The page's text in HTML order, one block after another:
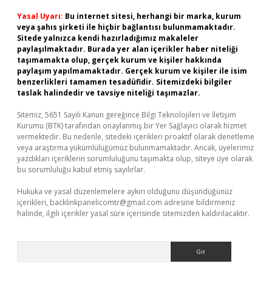
Yasal Uyarı: Bu internet sitesi, herhangi bir marka, kurum
veya şahıs şirketi ile hiçbir bağlantısı bulunmamaktadır.
Sitede yalnızca kendi hazırladığımız makaleler
paylaşılmaktadır. Burada yer alan içerikler haber niteliği
taşımamakta olup, gerçek kurum ve kişiler hakkında
paylaşım yapılmamaktadır. Gerçek kurum ve kişiler ile isim
benzerlikleri tamamen tesadüfidir. Sitemizdeki bilgiler
taslak halindedir ve tavsiye niteliği taşımazlar.
Sitemiz, 5651 Sayılı Kanun gereğince Bilgi Teknolojileri ve İletişim
Kurumu (BTK) tarafından onaylanmış bir Yer Sağlayıcı olarak hizmet
vermektedir. Bu nedenle, sitedeki içerikleri proaktif olarak denetleme
veya araştırma yükümlülüğümüz bulunmamaktadır. Ancak, üyelerimiz
yazdıkları içeriklerin sorumluluğunu taşımakta olup, siteye üye olarak
bu sorumluluğu kabul etmiş sayılırlar.
Hukuka ve yasal düzenlemelere aykırı olduğunu düşündüğünüz
içerikleri, backlinkpanelicomtr@gmail.com adresine bildirmeniz
halinde, ilgili içerikler yasal süre içerisinde sitemizden kaldırılacaktır.